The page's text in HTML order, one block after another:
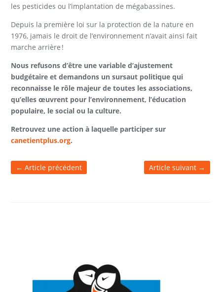
les pesticides ou l’implantation de mégabassines.
Depuis la première loi sur la protection de la nature en
1976, jamais le droit de l’environnement n’avait ainsi fait
marche arrière !
Nous refusons d’être une variable d’ajustement
budgétaire et demandons un sursaut politique qui
reconnaisse le rôle majeur de toutes les associations,
qu’elles œuvrent pour l’environnement, l’éducation
populaire, le social ou la culture.
Retrouvez une action à laquelle participer sur
canetientplus.org.
←Article précédent Article suivant→